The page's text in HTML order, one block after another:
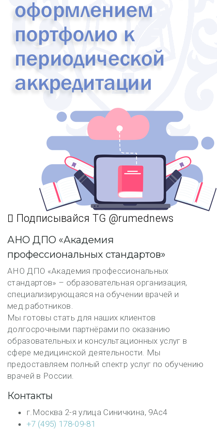
Подписывайся TG @rumednews
АНО ДПО «Академия
профессиональных стандартов»
АНО ДПО «Академия профессиональных
стандартов» – образовательная организация,
специализирующаяся на обучении врачей и
мед.работников.
Мы готовы стать для наших клиентов
долгосрочными партнёрами по оказанию
образовательных и консультационных услуг в
сфере медицинской деятельности. Мы
предоставляем полный спектр услуг по обучению
врачей в России.
Контакты
г.Москва 2-я улица Синичкина, 9Ас4
+7 (495) 178-09-81